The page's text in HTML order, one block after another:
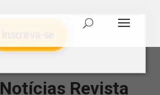
Notícias Revista